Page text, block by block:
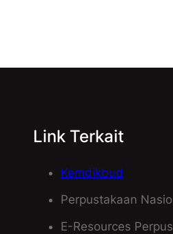
Link Terkait
Kemdikbud
Perpustakaan
E-Resources